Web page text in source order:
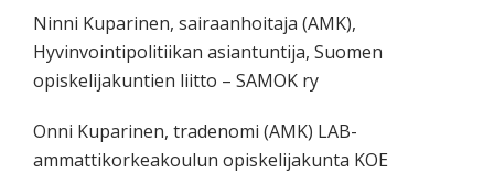
Ninni Kuparinen, sairaanhoitaja (AMK),
Hyvinvointipolitiikan asiantuntija, Suomen
opiskelijakuntien liitto – SAMOK ry
Onni Kuparinen, tradenomi (AMK) LAB-
ammattikorkeakoulun opiskelijakunta KOE